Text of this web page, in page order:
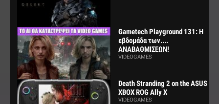
Gametech Playground 131: Η
εβδομάδα των....
ΑΝΑΒΑΘΜΙΣΕΩΝ!
VIDEOGAMES
Death Stranding 2 on the ASUS
XBOX ROG Ally X
VIDEOGAMES